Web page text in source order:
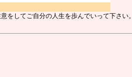
をしてご自分の人生を歩んでいって下さい。